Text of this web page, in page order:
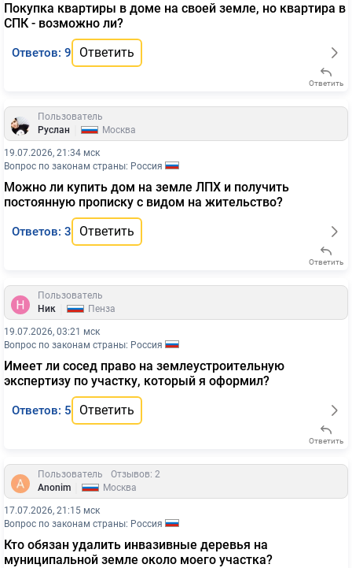
Покупка квартиры в доме на своей земле, но квартира в
СПК - возможно ли?
Ответов: 9 Ответить
Ответить
Пользователь
Руслан
Москва
19.07.2026, 21:34 мск
Вопрос по законам страны: Россия
Можно ли купить дом на земле ЛПХ и получить
постоянную прописку с видом на жительство?
Ответов: 3 Ответить
Ответить
Пользователь
Ник
Пенза
19.07.2026, 03:21 мск
Вопрос по законам страны: Россия
Имеет ли сосед право на землеустроительную
экспертизу по участку, который я оформил?
Ответов: 5 Ответить
Ответить
Пользователь
Отзывов: 2
Anonim
Москва
17.07.2026, 21:15 мск
Вопрос по законам страны: Россия
Кто обязан удалить инвазивные деревья на
муниципальной земле около моего участка?